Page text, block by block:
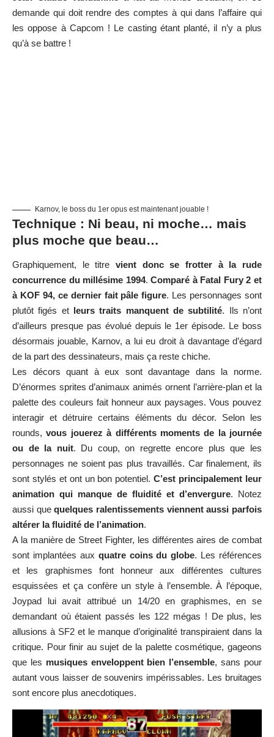
demande qui doit rendre des comptes à qui dans l’affaire qui
les oppose à Capcom ! Le casting étant planté, il n’y a plus
qu’à se battre !
Karnov, le boss du 1er opus est maintenant jouable !
Technique : Ni beau, ni moche… mais
plus moche que beau…
Graphiquement, le titre vient donc se frotter à la rude
concurrence du millésime 1994.Comparé à Fatal Fury 2 et
à KOF 94, ce dernier fait pâle figure. Les personnages sont
plutôt figés et leurs traits manquent de subtilité. Ils n’ont
d’ailleurs presque pas évolué depuis le 1er épisode. Le boss
désormais jouable, Karnov, a lui eu droit à davantage d’égard
de la part des dessinateurs, mais ça reste chiche.
Les décors quant à eux sont davantage dans la norme.
D’énormes sprites d’animaux animés ornent l’arrière-plan et la
palette des couleurs fait honneur aux paysages. Vous pouvez
interagir et détruire certains éléments du décor. Selon les
rounds,vous jouerez à différents moments de la journée
ou de la nuit. Du coup, on regrette encore plus que les
personnages ne soient pas plus travaillés. Car finalement, ils
sont stylés et ont un bon potentiel.C’est principalement leur
animation qui manque de fluidité et d’envergure. Notez
aussi quequelques ralentissements viennent aussi parfois
altérer la fluidité de l’animation.
A la manière de Street Fighter, les différentes aires de combat
sont implantées aux quatre coins du globe. Les références
et les graphismes font honneur aux différentes cultures
esquissées et ça confère un style à l’ensemble. À l’époque,
Joypad lui avait attribué un 14/20 en graphismes, en se
demandant où étaient passés les 122 mégas ! De plus, les
allusions à SF2 et le manque d’originalité transpiraient dans la
critique. Pour finir au sujet de la palette cosmétique, gageons
que les musiques enveloppent bien l’ensemble, sans pour
autant vous laisser de souvenirs impérissables. Les bruitages
sont encore plus anecdotiques.